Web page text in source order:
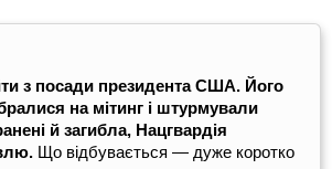
з посади президента США. Його
на мітинг і штурмували
й загибла, Нацгвардія
Що відбувається — дуже коротко